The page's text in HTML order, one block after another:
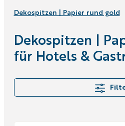
Dekospitzen | Papier rund gold
Dekospitzen |
für Hotels &